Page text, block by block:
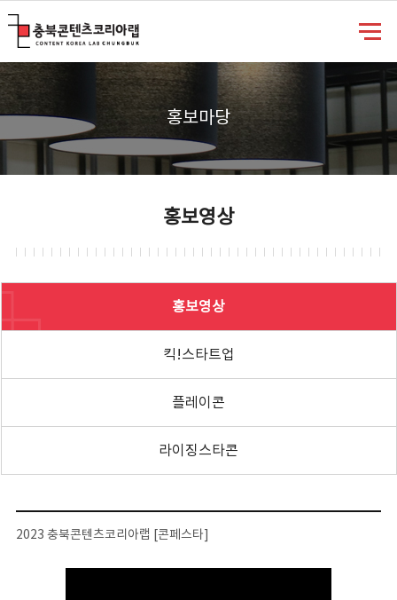
홍보마당
홍보영상
홍보영상
킥!스타트업
플레이콘
라이징스타콘
2023 충북콘텐츠코리아랩 [콘페스타]